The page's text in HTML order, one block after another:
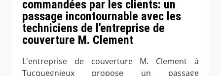
commandées par les clients: un
passage incontournable avec les
techniciens de l'entreprise de
couverture M. Clement
L'entreprise de couverture M. Clement à
Tucquegnieux propose un passage